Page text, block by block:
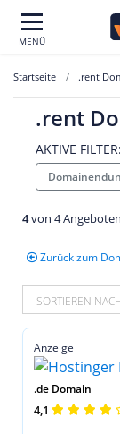
MENÜ
Startseite .rent
.rent
AKTIVE FILTER:
4von 4
Zurück zum
SORTIEREN
Anzeige
.de Domain
4,1